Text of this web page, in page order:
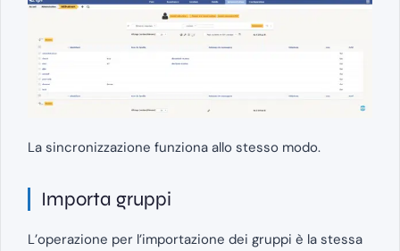
La sincronizzazione funziona allo stesso modo.
Importa gruppi
L’operazione per l’importazione dei gruppi è la stessa